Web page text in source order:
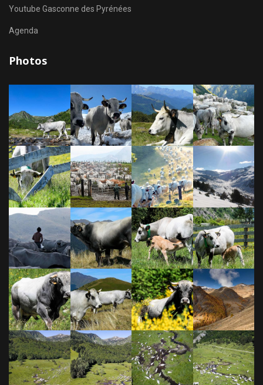
Youtube Gasconne des Pyrénées
Agenda
Photos